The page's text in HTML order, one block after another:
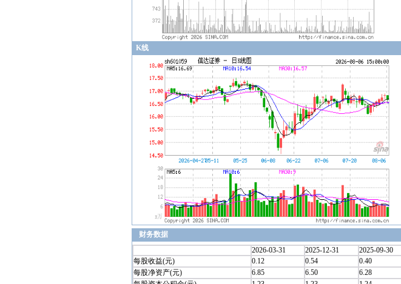
K线
财务数据
2026-03-31
2025-12-31 2025-09-30
每股收益(元)
0.12 0.54 0.40
每股净资产(元)
6.85 6.50 6.28